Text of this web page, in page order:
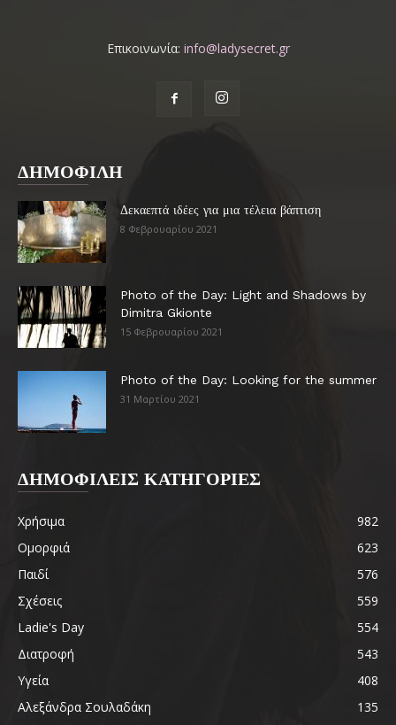
Επικοινωνία: info@ladysecret.gr
ΔΗΜΟΦΙΛΗ
Δεκαεπτά ιδέες για μια τέλεια βάπτιση
8 Φεβρουαρίου 2021
Photo of the Day: Light and Shadows by
Dimitra Gkionte
15 Φεβρουαρίου 2021
Photo of the Day: Looking for the summer
31 Μαρτίου 2021
ΔΗΜΟΦΙΛΕΙΣ ΚΑΤΗΓΟΡΙΕΣ
Χρήσιμα
982
Ομορφιά
623
Παιδί
576
Σχέσεις
559
Ladie's Day
554
Διατροφή
543
Υγεία
408
Αλεξάνδρα Σουλαδάκη
135